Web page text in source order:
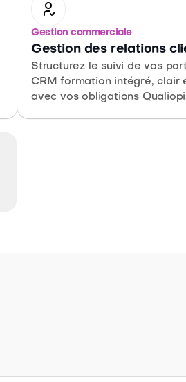
Gestion commerciale
Gestion des relations
Structurez le suivi de vos
CRM formation intégré, clair
avec vos obligations